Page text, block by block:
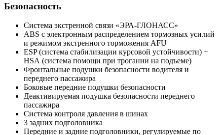
Безопасность
Система экстренной связи «ЭРА-ГЛОНАСС»
ABS с электронным распределением тормозных усилий
и режимом экстренного торможения AFU
ESP (система стабилизации курсовой устойчивости) +
HSА (система помощи при трогании на подъеме)
Фронтальные подушки безопасности водителя и
переднего пассажира
Боковые передние подушки безопасности
Деактивируемая подушка безопасности переднего
пассажира
Система контроля давления в шинах
3 задних подголовника
Передние и задние подголовники, регулируемые по